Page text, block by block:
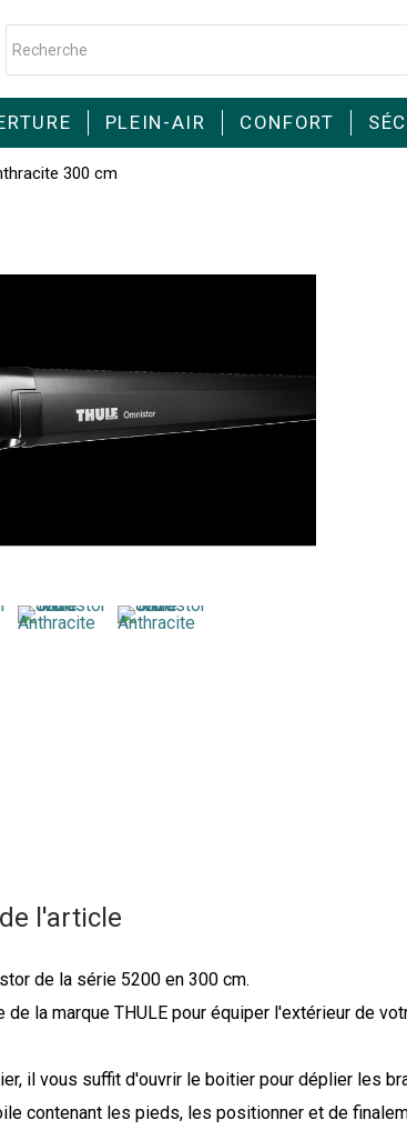
PLEIN-AIR CONFORT
300 cm
l'article
de la série 5200 en 300 cm.
de la marque THULE pour équiper l'extérieur de
il vous suffit d'ouvrir le boitier pour déplier les
contenant les pieds, les positionner et de